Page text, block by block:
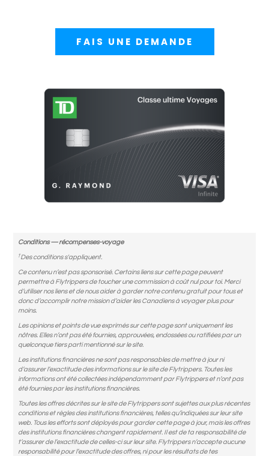
FAIS UNE DEMANDE
Conditions — récompenses-voyage
†Des conditions s'appliquent.
Ce contenu n’est pas sponsorisé. Certains liens sur cette page peuvent
permettre à Flytrippers de toucher une commission à coût nul pour toi. Merci
d’utiliser nos liens et de nous aider à garder notre contenu gratuit pour tous et
donc d’accomplir notre mission d’aider les Canadiens à voyager plus pour
moins.
Les opinions et points de vue exprimés sur cette page sont uniquement les
nôtres. Elles n’ont pas été fournies, approuvées, endossées ou ratifiées par un
quelconque tiers parti mentionné sur le site.
Les institutions financières ne sont pas responsables de mettre à jour ni
d’assurer l’exactitude des informations sur le site de Flytrippers. Toutes les
informations ont été collectées indépendamment par Flytrippers et n’ont pas
été fournies par les institutions financières.
Toutes les offres décrites sur le site de Flytrippers sont sujettes aux plus récentes
conditions et règles des institutions financières, telles qu’indiquées sur leur site
web. Tous les efforts sont déployés pour garder cette page à jour, mais les offres
des institutions financières changent rapidement. Il est de ta responsabilité de
t’assurer de l’exactitude de celles-ci sur leur site. Flytrippers n’accepte aucune
responsabilité pour l’exactitude des offres, ni pour les résultats de tes